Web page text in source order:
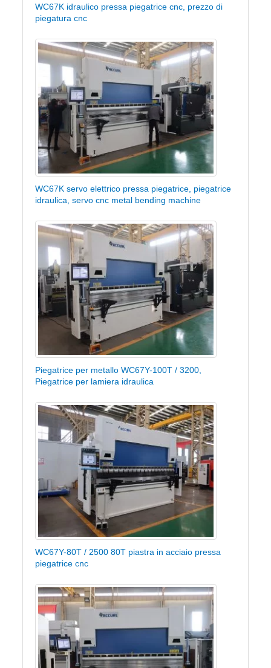
WC67K idraulico pressa piegatrice cnc, prezzo di
piegatura cnc
WC67K servo elettrico pressa piegatrice, piegatrice
idraulica, servo cnc metal bending machine
Piegatrice per metallo WC67Y-100T / 3200,
Piegatrice per lamiera idraulica
WC67Y-80T / 2500 80T piastra in acciaio pressa
piegatrice cnc